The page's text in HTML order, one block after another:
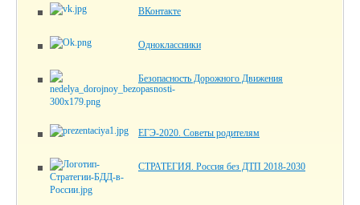
ВКонтакте
Одноклассники
Безопасность Дорожного Движения
ЕГЭ-2020. Советы родителям
СТРАТЕГИЯ. Россия без ДТП 2018-2030